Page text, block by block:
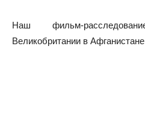
Наш фильм-
Великобритании в